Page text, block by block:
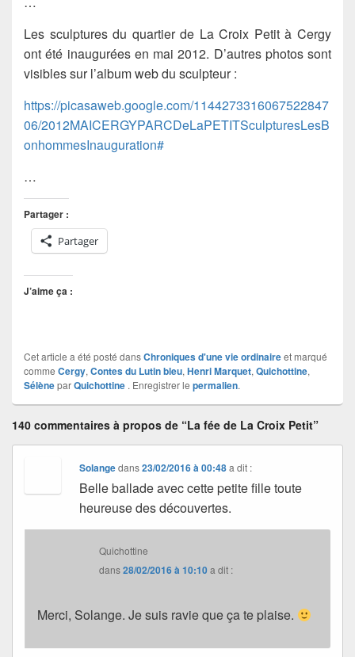
Les sculptures du quartier de La Croix Petit à Cergy
ont été inaugurées en mai 2012. D’autres photos sont
visibles sur l’album web du sculpteur :
https://picasaweb.google.com/1144273316067522847
06/2012MAICERGYPARCDeLaPETITSculpturesLesB
onhommesInauguration#
…
Partager :
Partager
J’aime ça :
Cet article a été posté dansChroniques d'une vie ordinaireet marqué
comme Cergy, Contes du Lutin bleu, Henri Marquet, Quichottine,
SélèneparQuichottine . Enregistrer le permalien.
140 commentaires à propos de “La fée de La Croix Petit”
Solangedans23/02/2016 à 00:48 a dit :
Belle ballade avec cette petite fille toute
heureuse des découvertes.
Quichottine
dans28/02/2016 à 10:10a dit :
Merci, Solange. Je suis ravie que ça te plaise.